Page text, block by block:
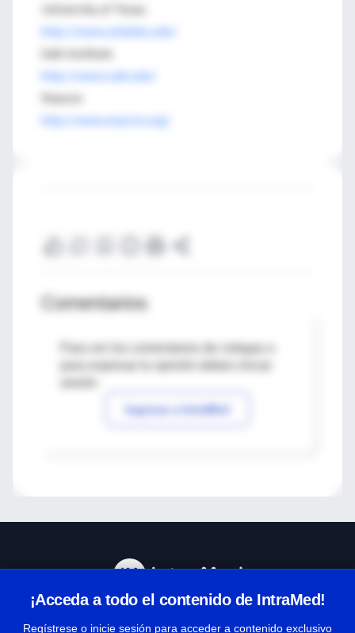
University of Texas
http://www.utdallas.edu/
Salk Institute
http://www.salk.edu/
Neuron
http://www.neuron.org/
Comentarios
Para ver los comentarios de colegas o
Ingresar a IntraMed
¡Acceda a todo el contenido de IntraMed!
Regístrese o inicie sesión para acceder a contenido exclusivo